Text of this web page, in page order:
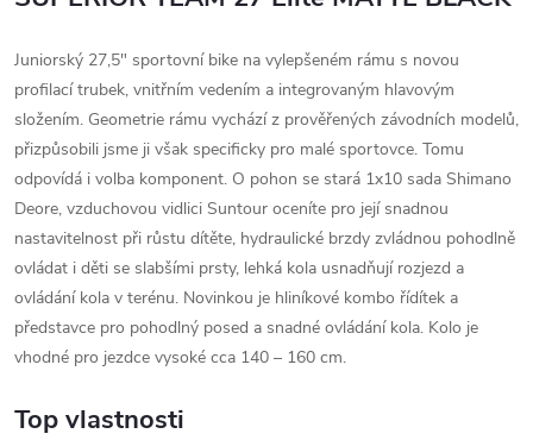
Juniorský 27,5" sportovní bike na vylepšeném rámu s novou
profilací trubek, vnitřním vedením a integrovaným hlavovým
složením. Geometrie rámu vychází z prověřených závodních modelů,
přizpůsobili jsme ji však specificky pro malé sportovce. Tomu
odpovídá i volba komponent. O pohon se stará 1x10 sada Shimano
Deore, vzduchovou vidlici Suntour oceníte pro její snadnou
nastavitelnost při růstu dítěte, hydraulické brzdy zvládnou pohodlně
ovládat i děti se slabšími prsty, lehká kola usnadňují rozjezd a
ovládání kola v terénu. Novinkou je hliníkové kombo řídítek a
představce pro pohodlný posed a snadné ovládání kola. Kolo je
vhodné pro jezdce vysoké cca 140 – 160 cm.
Top vlastnosti